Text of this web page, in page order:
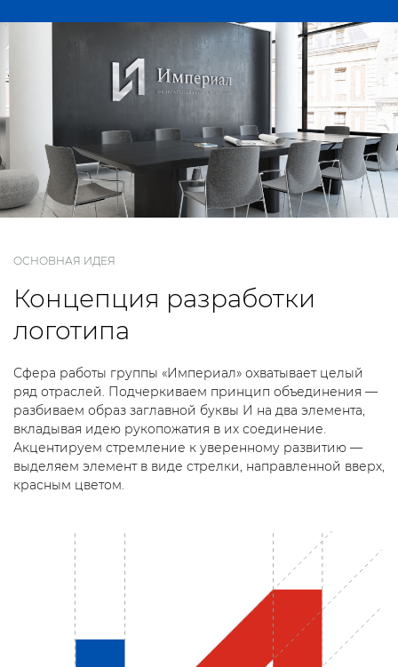
ОСНОВНАЯ ИДЕЯ
Концепция разработки
логотипа
Сфера работы группы «Империал» охватывает целый
ряд отраслей. Подчеркиваем принцип объединения —
разбиваем образ заглавной буквы И на два элемента,
вкладывая идею рукопожатия в их соединение.
Акцентируем стремление к уверенному развитию —
выделяем элемент в виде стрелки, направленной вверх,
красным цветом.